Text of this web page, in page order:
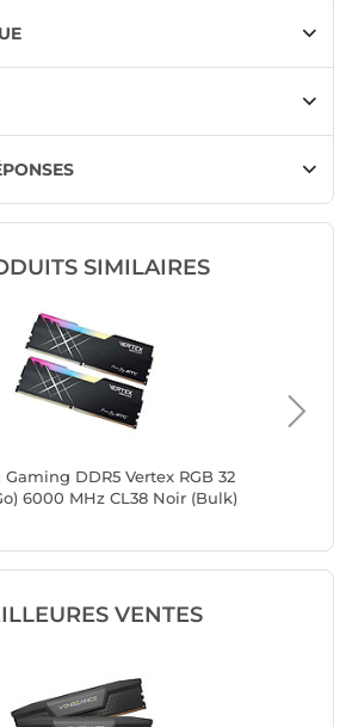
SIMILAIRES
DDR5 Vertex RGB 32
6000 MHz CL38 Noir (Bulk)
VENTES